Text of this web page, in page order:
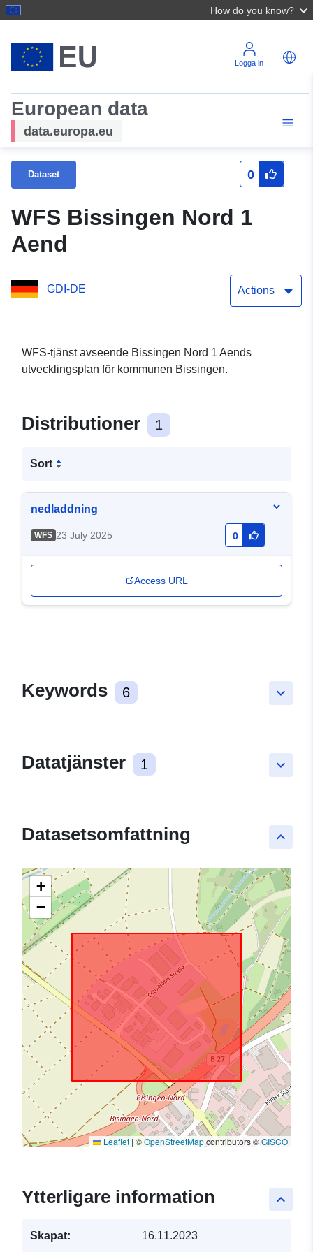
How do you know?
Logga in
European data
data.europa.eu
Dataset 0
WFS Bissingen Nord 1
Aend
GDI-DE Actions
WFS-tjänst avseende Bissingen Nord 1 Aends
utvecklingsplan för kommunen Bissingen.
Distributioner 1
Sort
nedladdning
WFS 23 July 2025 0
Access URL
keyboard_arrow_down
Keywords 6
keyboard_arrow_down
Datatjänster 1
keyboard_arrow_up
Datasetsomfattning
+
−
Leaflet | ©OpenStreetMapcontributors ©GISCO
keyboard_arrow_up
Ytterligare information
Skapat: 16.11.2023